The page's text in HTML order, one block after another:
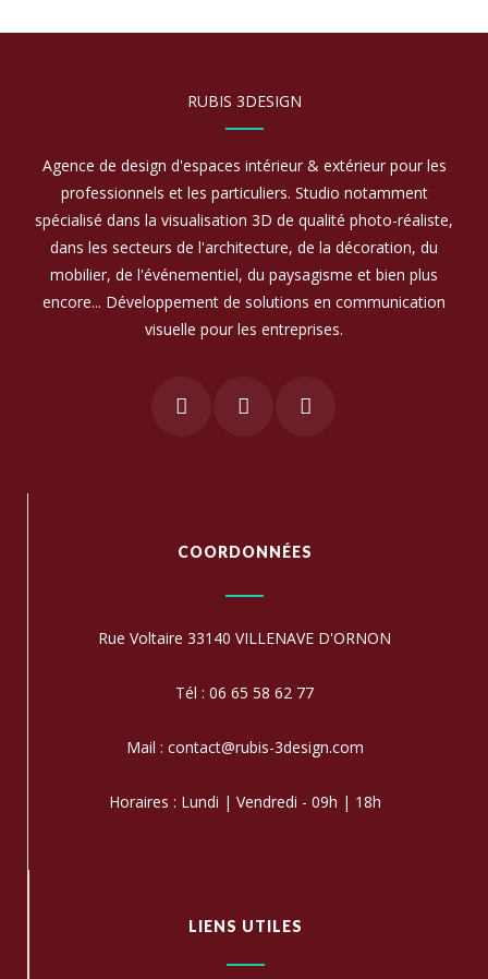
RUBIS 3DESIGN
Agence de design d'espaces intérieur & extérieur pour les
professionnels et les particuliers. Studio notamment
spécialisé dans la visualisation 3D de qualité photo-réaliste,
dans les secteurs de l'architecture, de la décoration, du
mobilier, de l'événementiel, du paysagisme et bien plus
encore... Développement de solutions en communication
visuelle pour les entreprises.
COORDONNÉES
Rue Voltaire 33140 VILLENAVE D'ORNON
Tél : 06 65 58 62 77
Mail : contact@rubis-3design.com
Horaires : Lundi | Vendredi - 09h | 18h
LIENS UTILES